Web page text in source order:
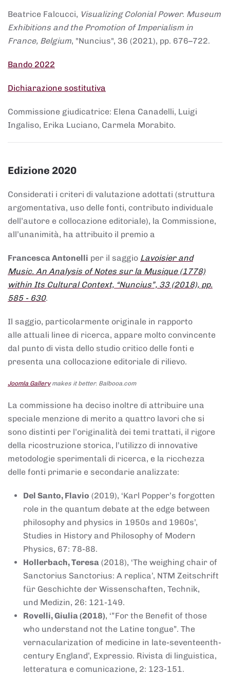
Beatrice Falcucci, Visualizing Colonial Power. Museum
Exhibitions and the Promotion of Imperialism in
France, Belgium, "Nuncius", 36 (2021), pp. 676–722.
Bando 2022
Dichiarazione sostitutiva
Commissione giudicatrice: Elena Canadelli, Luigi
Ingaliso, Erika Luciano, Carmela Morabito.
Edizione 2020
Considerati i criteri di valutazione adottati (struttura
argomentativa, uso delle fonti, contributo individuale
dell’autore e collocazione editoriale), la Commissione,
all’unanimità, ha attribuito il premio a
Francesca Antonelli per il saggio Lavoisier and
Music. An Analysis of Notes sur la Musique (1778)
within Its Cultural Context, “Nuncius”, 33 (2018), pp.
585 - 630.
Il saggio, particolarmente originale in rapporto
alle attuali linee di ricerca, appare molto convincente
dal punto di vista dello studio critico delle fonti e
presenta una collocazione editoriale di rilievo.
Joomla Gallerymakes it better. Balbooa.com
La commissione ha deciso inoltre di attribuire una
speciale menzione di merito a quattro lavori che si
sono distinti per l’originalità dei temi trattati, il rigore
della ricostruzione storica, l’utilizzo di innovative
metodologie sperimentali di ricerca, e la ricchezza
delle fonti primarie e secondarie analizzate:
Del Santo, Flavio (2019), ‘Karl Popper’s forgotten
role in the quantum debate at the edge between
philosophy and physics in 1950s and 1960s’,
Studies in History and Philosophy of Modern
Physics, 67: 78-88.
Hollerbach, Teresa (2018), ‘The weighing chair of
Sanctorius Sanctorius: A replica’, NTM Zeitschrift
für Geschichte der Wissenschaften, Technik,
und Medizin, 26: 121-149.
Rovelli, Giulia (2018), ‘”For the Benefit of those
who understand not the Latine tongue”. The
vernacularization of medicine in late-seventeenth-
century England’, Expressio. Rivista di linguistica,
letteratura e comunicazione, 2: 123-151.